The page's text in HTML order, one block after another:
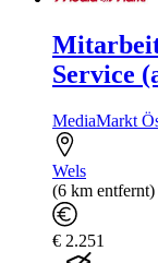
Service
MediaMarkt
Wels
(6 km entfernt)
€ 2.251